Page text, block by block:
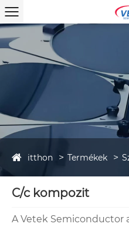
itthon Termékek
C/c kompozit
A Vetek Semiconductor